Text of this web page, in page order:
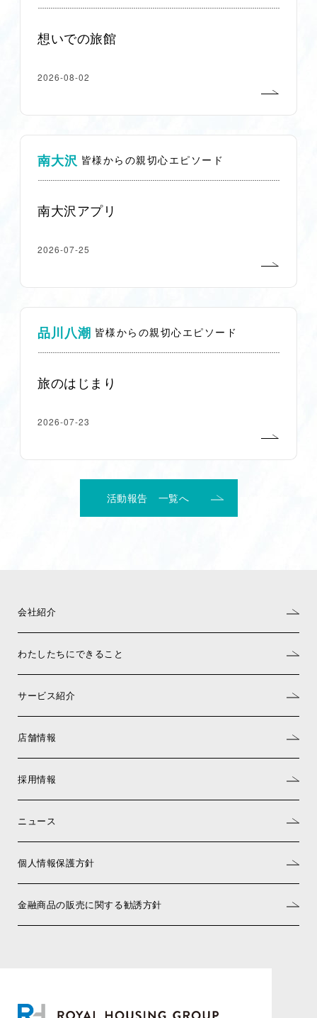
想いでの旅館
2026-08-02
南大沢 皆様からの親切心エピソード
南大沢アプリ
2026-07-25
品川八潮 皆様からの親切心エピソード
旅のはじまり
2026-07-23
活動報告 一覧へ
会社紹介
わたしたちにできること
サービス紹介
店舗情報
採用情報
ニュース
個人情報保護方針
金融商品の販売に関する勧誘方針